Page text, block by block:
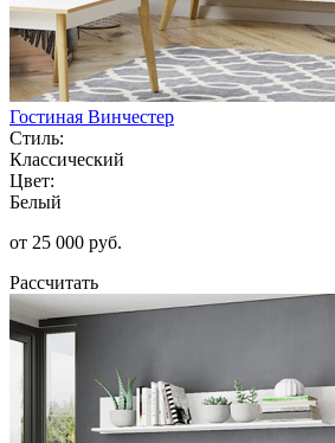
Гостиная Винчестер
Стиль:
Классический
Цвет:
Белый
от 25 000 руб.
Рассчитать